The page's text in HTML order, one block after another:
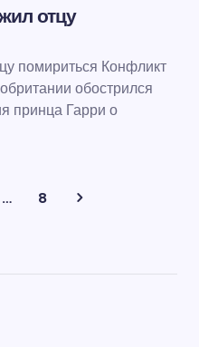
отцу
помириться Конфликт
обострился
принца Гарри о
… 8